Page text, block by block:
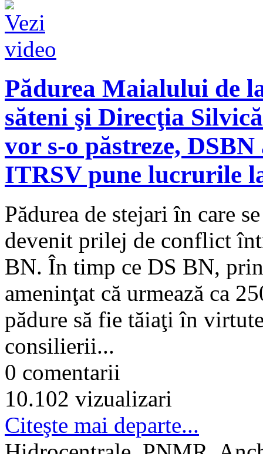
Pădurea Maialului de
săteni şi Direcţia
vor s-o păstreze,
ITRSV pune lucrurile
Pădurea de stejari în care
devenit prilej de conflict
BN. În timp ce DS BN,
ameninţat că urmează ca
pădure să fie tăiaţi în
consilierii...
0 comentarii
10.102 vizualizari
Citeşte mai departe...